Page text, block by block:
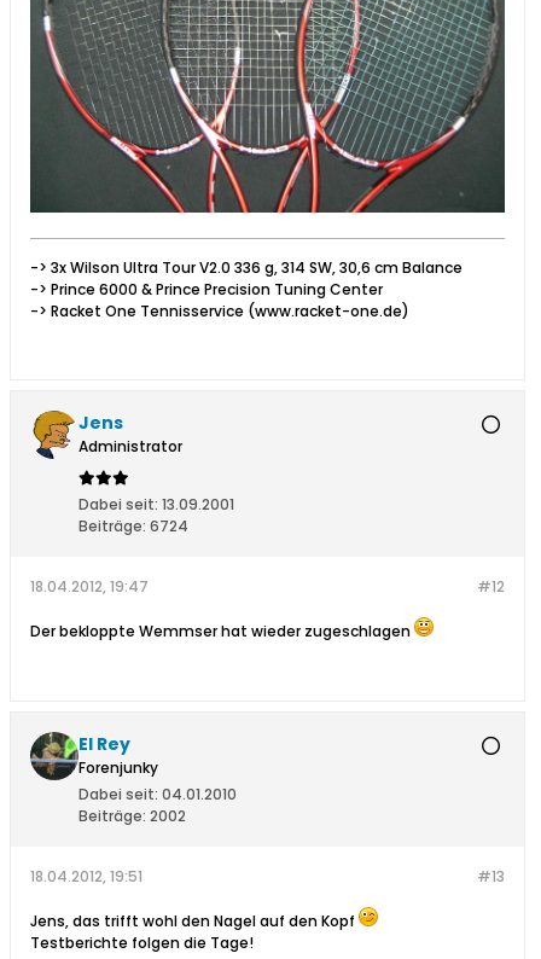
-> 3x Wilson Ultra Tour V2.0 336 g, 314 SW, 30,6 cm Balance
-> Prince 6000 & Prince Precision Tuning Center
-> Racket One Tennisservice (www.racket-one.de)
Jens
Administrator
Dabei seit: 13.09.2001
Beiträge: 6724
#12
18.04.2012, 19:47
Der bekloppte Wemmser hat wieder zugeschlagen
El Rey
Forenjunky
Dabei seit: 04.01.2010
Beiträge: 2002
#13
18.04.2012, 19:51
Jens, das trifft wohl den Nagel auf den Kopf
Testberichte folgen die Tage!